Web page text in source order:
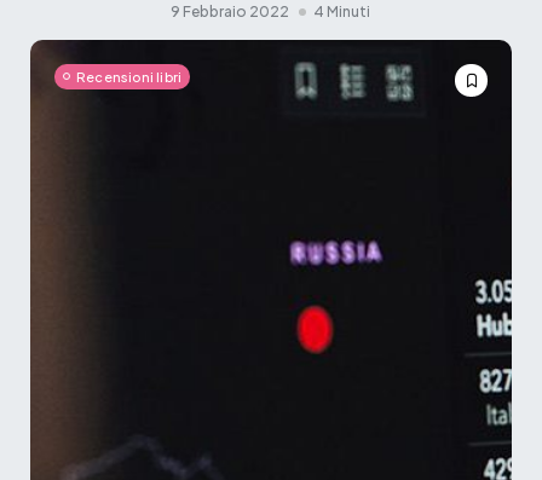
9 Febbraio 2022 4 Minuti
Recensioni libri